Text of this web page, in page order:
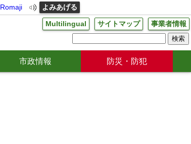
Romaji よみあげる
Multilingual サイトマップ 事業者情報
市政情報 防災・防犯